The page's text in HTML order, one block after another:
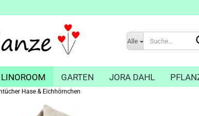
Alle
LINOROOM GARTEN JORA DAHL
Hase & Eichhörnchen